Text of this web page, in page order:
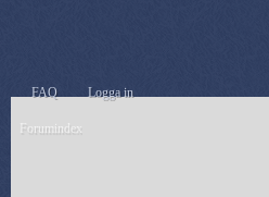
FAQ Logga in
Forumindex